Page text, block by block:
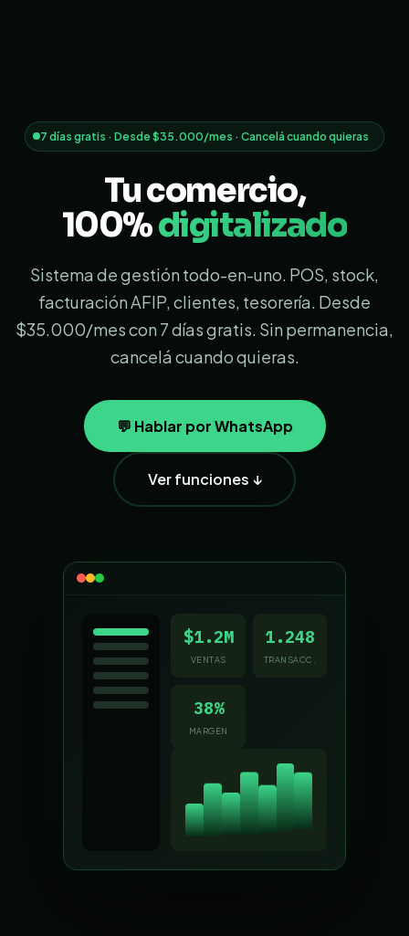
7 días gratis · Desde $35.000/mes · Cancelá cuando quieras
Tu comercio,
100%digitalizado
Sistema de gestión todo-en-uno. POS, stock,
facturación AFIP, clientes, tesorería. Desde
$35.000/mes con 7 días gratis. Sin permanencia,
cancelá cuando quieras.
💬 Hablar por WhatsApp
Ver funciones ↓
$1.2M
VENTAS
1.248
TRANSACC.
38%
MARGEN